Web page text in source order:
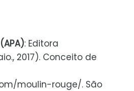
: Editora
2017). Conceito de
moulin-rouge/. São